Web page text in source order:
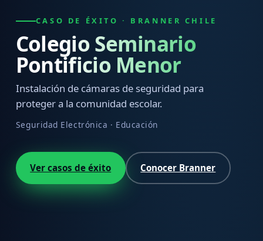
CASO DE ÉXITO · BRANNER CHILE
Colegio Seminario
Pontificio Menor
Instalación de cámaras de seguridad para
proteger a la comunidad escolar.
Seguridad Electrónica · Educación
Ver casos de éxito Conocer Branner